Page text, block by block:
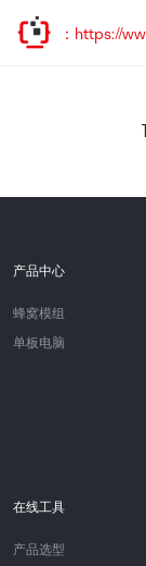
问新址：https://
产品中心
蜂窝模组
单板电脑
在线工具
产品选型